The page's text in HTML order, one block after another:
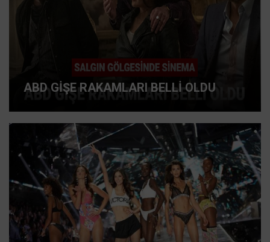
ABD GİŞE RAKAMLARI BELLİ OLDU